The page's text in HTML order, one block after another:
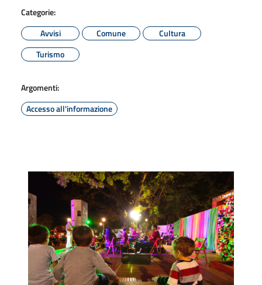
Categorie:
Avvisi
Comune
Cultura
Turismo
Argomenti:
Accesso all'informazione